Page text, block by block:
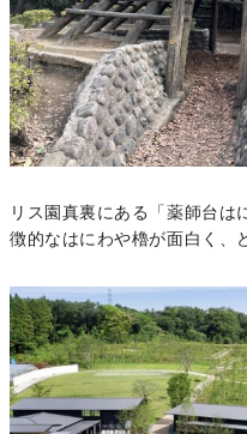
リス園真裏にある「薬師台は
徴的なはにわや櫓が面白く、